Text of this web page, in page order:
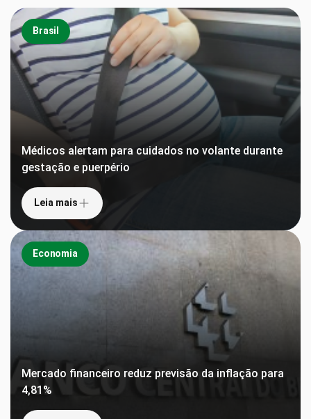
Brasil
Médicos alertam para cuidados no volante durante
gestação e puerpério
Leia mais
Economia
Mercado financeiro reduz previsão da inflação para
4,81%